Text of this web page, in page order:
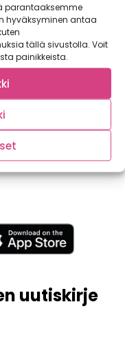
parantaaksemme
hyväksyminen antaa
tällä sivustolla. Voit
painikkeista.
miten olisi
uutiskirje